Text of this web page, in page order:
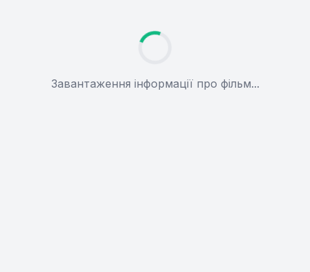
Завантаження інформації про фільм...